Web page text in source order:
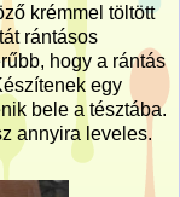
krémmel töltött
rántásos
hogy a rántás
egy
bele a tésztába.
annyira leveles.